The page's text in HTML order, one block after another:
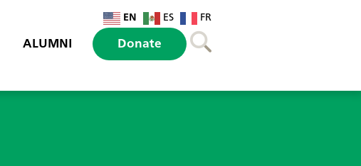
EN ES FR
ALUMNI Donate